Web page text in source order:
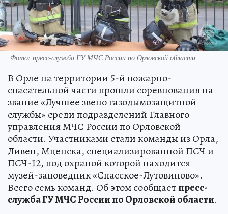
Фото: пресс-служба ГУ МЧС России по Орловской области
В Орле на территории 5-й пожарно-
спасательной части прошли соревнования на
звание «Лучшее звено газодымозащитной
службы» среди подразделений Главного
управления МЧС России по Орловской
области. Участниками стали команды из Орла,
Ливен, Мценска, специализированной ПСЧ и
ПСЧ-12, под охраной которой находится
музей-заповедник «Спасское-Лутовиново».
Всего семь команд. Об этом сообщаетпресс-
служба ГУ МЧС России по Орловской области.